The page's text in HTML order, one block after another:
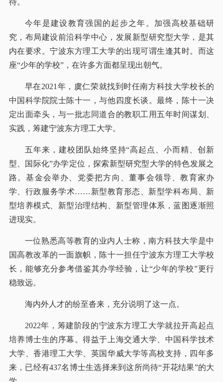
待。
今年是建设教育强国的起步之年。加强高校基础研
究，布局建设前沿科学中心，发展新型研究型大学，是其
内在要求。宁波东方理工大学的出现可谓生逢其时。而这
座“少年的学校”，在许多方面都呈现出朝气。
早在2021年，虞仁荣就找到时任南方科技大学校长的
中国科学院院士陈十一，与他四度长谈。最终，陈十一决
定出面牵头，与一批志同道合的教职工用五年时间谋划、
实践，筹建宁波东方理工大学。
五年来，建校团队始终坚持“高起点、小而精、创新
型、国际化”办学定位，探索新型研究型大学的特色发展之
路。基金会举办、党委把方向、董事会领导、教育家办
学、行政服务学术……新型教育形态、新型学科布局、新
型培养模式、新型治理结构、新型管理体系，蓝图逐渐照
进现实。
一位熟悉高等教育的业内人士称，南方科技大学是中
国高教改革的一面旗帜，陈十一担任宁波东方理工大学校
长，能够充分参考借鉴其办学经验，让“少年的学校”更行
稳致远。
海内外人才的纷至沓来，充分说明了这一点。
2022年，筹建阶段的宁波东方理工大学就拉开高起点
培养博士生的序幕。得益于上海交通大学、中国科学技术
大学、香港理工大学、英国华威大学等高校支持，四年多
来，已经有437名博士生选择来到这所尚待“开花结果”的大